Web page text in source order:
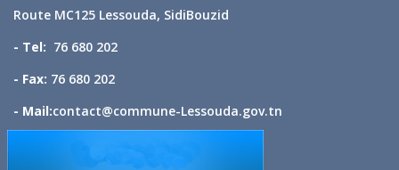
Route MC125 Lessouda, SidiBouzid
- Tel: 76 680 202
- Fax: 76 680 202
- Mail:contact@commune-Lessouda.gov.tn